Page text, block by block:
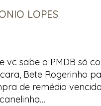
LOPES
vc sabe o PMDB só
Bete Rogerinho
de remédio